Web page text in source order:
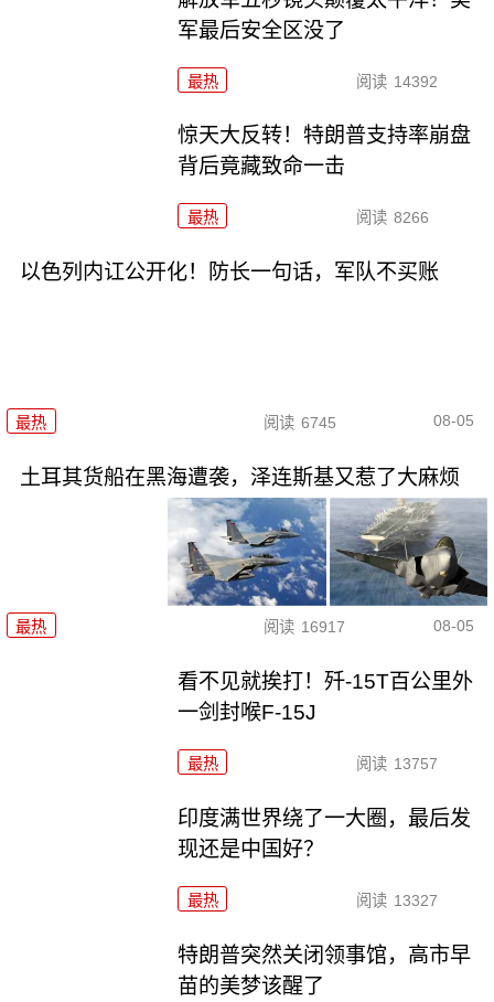
军最后安全区没了
最热 阅读 14392
惊天大反转！特朗普支持率崩盘
背后竟藏致命一击
最热 阅读 8266
以色列内讧公开化！防长一句话，军队不买账
最热 阅读 6745 08-05
土耳其货船在黑海遭袭，泽连斯基又惹了大麻烦
最热 阅读 16917 08-05
看不见就挨打！歼-15T百公里外
一剑封喉F-15J
最热 阅读 13757
印度满世界绕了一大圈，最后发
现还是中国好？
最热 阅读 13327
特朗普突然关闭领事馆，高市早
苗的美梦该醒了